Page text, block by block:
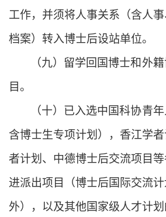
工作，并须将人事关系（含人
档案）转入博士后设站单位。
（九） 留学回国博士和外
目。
（十）已入选中国科协青
含博士生专项计划）
，香江学
者计划、中德博士后交流项目等
进派出项目（博士后国际交流
外），以及其他国家级人才计划